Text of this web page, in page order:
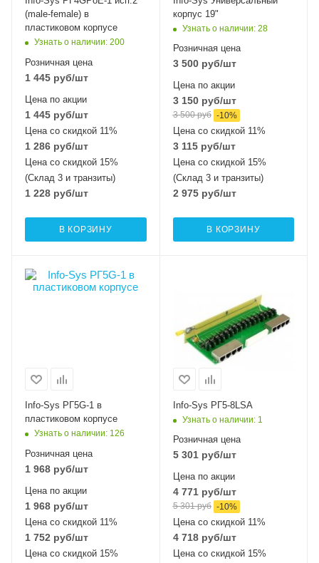
(male-female) в
пластиковом корпусе
Узнать о наличии: 200
Розничная цена
1 445 руб/шт
Цена по акции
1 445 руб/шт
Цена со скидкой 11%
1 286 руб/шт
Цена со скидкой 15%
(Склад 3 и транзиты)
1 228 руб/шт
В КОРЗИНУ
корпус 19"
Узнать о наличии: 28
Розничная цена
3 500руб/шт
Цена по акции
3 150руб/шт
3 500руб -10%
Цена со скидкой 11%
3 115руб/шт
Цена со скидкой 15%
(Склад 3 и транзиты)
2 975руб/шт
В КОРЗИНУ
Info-Sys РГ5G-1 в
пластиковом корпусе
Узнать о наличии: 126
Розничная цена
1 968 руб/шт
Цена по акции
1 968 руб/шт
Цена со скидкой 11%
1 752 руб/шт
Цена со скидкой 15%
Info-Sys РГ5-8LSA
Узнать о наличии: 1
Розничная цена
5 301руб/шт
Цена по акции
4 771руб/шт
5 301руб -10%
Цена со скидкой 11%
4 718руб/шт
Цена со скидкой 15%